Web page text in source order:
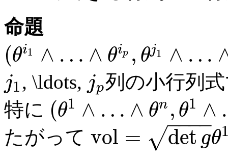
命題
(θi1 ∧ … ∧ θip , θj1 ∧ …
j1 , \ldots, jp列の小行列
特に (θ1 ∧ … ∧ θn , θ1 ∧
たがって vol = det g
− −
−−
√ θ